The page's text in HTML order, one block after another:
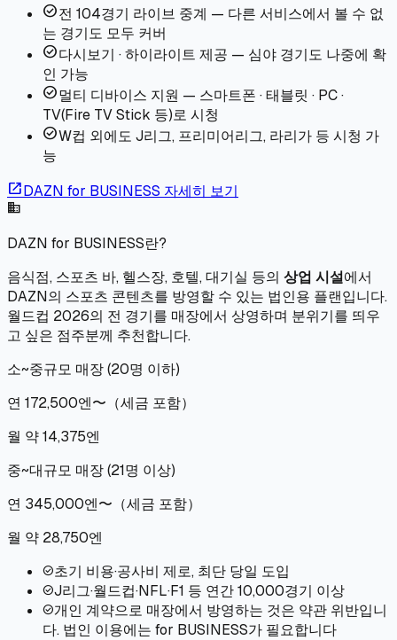
check_circle전 104경기 라이브 중계 — 다른 서비스에서 볼 수 없
는 경기도 모두 커버
check_circle다시보기 · 하이라이트 제공 — 심야 경기도 나중에 확
인 가능
check_circle멀티 디바이스 지원 — 스마트폰 · 태블릿 · PC ·
TV(Fire TV Stick 등)로 시청
check_circleW컵 외에도 J리그, 프리미어리그, 라리가 등 시청 가
능
open_in_newDAZN for BUSINESS 자세히 보기
business
DAZN for BUSINESS란?
음식점, 스포츠 바, 헬스장, 호텔, 대기실 등의 상업 시설에서
DAZN의 스포츠 콘텐츠를 방영할 수 있는 법인용 플랜입니다.
월드컵 2026의 전 경기를 매장에서 상영하며 분위기를 띄우
고 싶은 점주분께 추천합니다.
소~중규모 매장 (20명 이하)
연 172,500엔〜 （세금 포함）
월 약 14,375엔
중~대규모 매장 (21명 이상)
연 345,000엔〜 （세금 포함）
월 약 28,750엔
check_circle초기 비용·공사비 제로, 최단 당일 도입
check_circleJ리그·월드컵·NFL·F1 등 연간 10,000경기 이상
check_circle개인 계약으로 매장에서 방영하는 것은 약관 위반입니
다. 법인 이용에는 for BUSINESS가 필요합니다